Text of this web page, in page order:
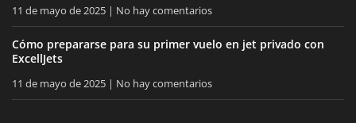
11 de mayo de 2025 No hay comentarios
Cómo prepararse para su primer vuelo en jet privado con
ExcellJets
11 de mayo de 2025 No hay comentarios